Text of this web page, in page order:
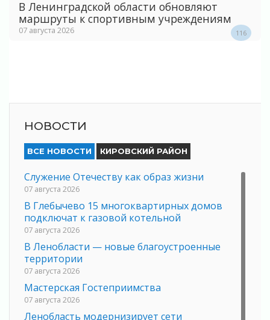
В Ленинградской области обновляют
маршруты к спортивным учреждениям
07 августа 2026 116
НОВОСТИ
ВСЕ НОВОСТИ КИРОВСКИЙ РАЙОН
Служение Отечеству как образ жизни
07 августа 2026
В Глебычево 15 многоквартирных домов
подключат к газовой котельной
07 августа 2026
В Ленобласти — новые благоустроенные
территории
07 августа 2026
Мастерская Гостеприимства
07 августа 2026
Ленобласть модернизирует сети